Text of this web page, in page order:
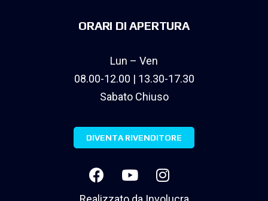
ORARI DI APERTURA
Lun – Ven
08.00-12.00 | 13.30-17.30
Sabato Chiuso
DIVENTA RIVENDITORE